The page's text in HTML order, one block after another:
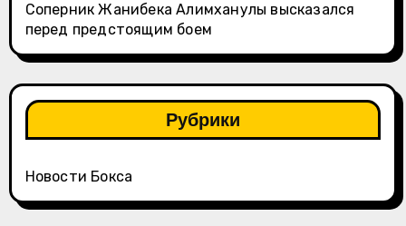
Соперник Жанибека Алимханулы высказался
перед предстоящим боем
Рубрики
Новости Бокса